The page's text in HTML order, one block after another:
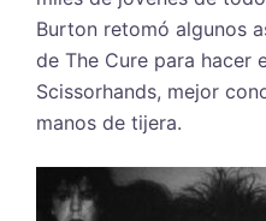
Burton retomó algunos
de The Cure para hacer
Scissorhands, mejor
manos de tijera.